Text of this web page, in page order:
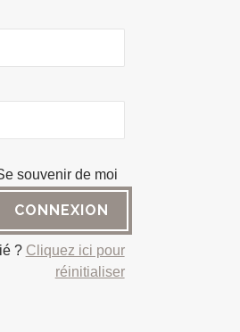
souvenir de moi
? Cliquez ici pour
réinitialiser